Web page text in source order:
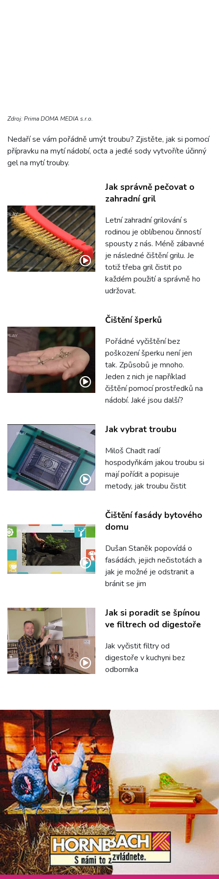
Zdroj: Prima DOMA MEDIA s.r.o.
Nedaří se vám pořádně umýt troubu? Zjistěte, jak si pomocí
přípravku na mytí nádobí, octa a jedlé sody vytvoříte účinný
gel na mytí trouby.
Jak správně pečovat o
zahradní gril
Letní zahradní grilování s
rodinou je oblíbenou činností
spousty z nás. Méně zábavné
je následné čištění grilu. Je
totiž třeba gril čistit po
každém použití a správně ho
udržovat.
Čištění šperků
Pořádné vyčištění bez
poškození šperku není jen
tak. Způsobů je mnoho.
Jeden z nich je například
čištění pomocí prostředků na
nádobí. Jaké jsou další?
Jak vybrat troubu
Miloš Chadt radí
hospodyňkám jakou troubu si
mají pořídit a popisuje
metody, jak troubu čistit
Čištění fasády bytového
domu
Dušan Staněk popovídá o
fasádách, jejich nečistotách a
jak je možné je odstranit a
bránit se jim
Jak si poradit se špínou
ve filtrech od digestoře
Jak vyčistit filtry od
digestoře v kuchyni bez
odborníka